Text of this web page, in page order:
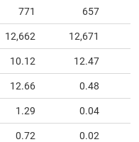
771 657
12,662 12,671
10.12 12.47
12.66 0.48
1.29 0.04
0.72 0.02